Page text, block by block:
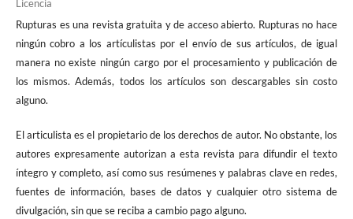
Licencia
Rupturas es una revista gratuita y de acceso abierto. Rupturas no hace
ningún cobro a los artículistas por el envío de sus artículos, de igual
manera no existe ningún cargo por el procesamiento y publicación de
los mismos. Además, todos los artículos son descargables sin costo
alguno.
El articulista es el propietario de los derechos de autor. No obstante, los
autores expresamente autorizan a esta revista para difundir el texto
íntegro y completo, así como sus resúmenes y palabras clave en redes,
fuentes de información, bases de datos y cualquier otro sistema de
divulgación, sin que se reciba a cambio pago alguno.